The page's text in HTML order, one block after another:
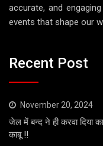
accurate, and
events that shape our
Recent Post
November 20, 2024
जेल में बन्द ने ही करवा दिया
काबू !!